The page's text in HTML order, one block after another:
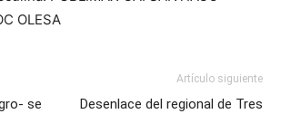
OLESA
se
Artículo siguiente
Desenlace del regional de Tres